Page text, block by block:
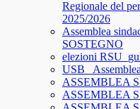
Regionale del
2025/2026
Assemblea
SOSTEGNO
elezioni
USB_
ASSEMBLEA
ASSEMBLEA